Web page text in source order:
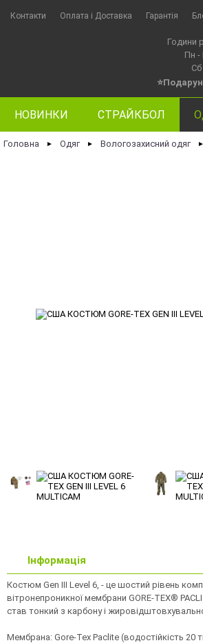
Контакти Оплата i Доставка Гарантія
Години
Пн -
Сб
НОВИНКИ СТРАЙКБОЛ
Головна ► Одяг ► Вологозахисний одяг ►
Інформація
Костюм Gen III Level 6, - це шостий рівень
вітронепроникної мембрани GORE-TEX®
став тонкий з карбону і
Мембрана: Gore-Tex Paclite (водостійкість 20